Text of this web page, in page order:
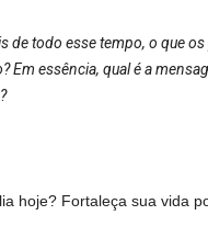
de todo esse tempo, o que
Em essência, qual é a
hoje? Fortaleça sua vida